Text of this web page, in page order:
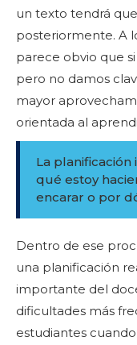
un texto tendrá
posteriormente. A
parece obvio que
pero no damos
mayor
orientada al
La
qué estoy
encarar o por
Dentro de ese
una planificación
importante del
dificultades más
estudiantes